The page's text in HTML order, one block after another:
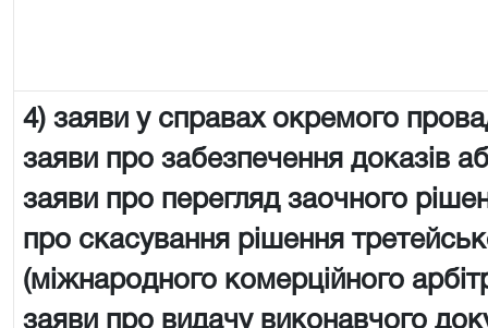
4) заяви у справах окремого
заяви про забезпечення доказів
заяви про перегляд заочного
про скасування рішення
(міжнародного комерційного
заяви про видачу виконавчого